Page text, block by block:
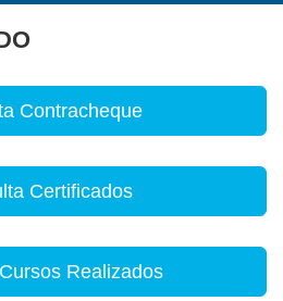
Contracheque
Certificados
Realizados